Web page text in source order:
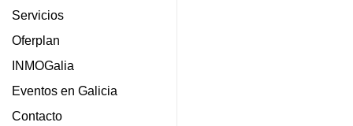
Servicios
Oferplan
INMOGalia
Eventos en Galicia
Contacto